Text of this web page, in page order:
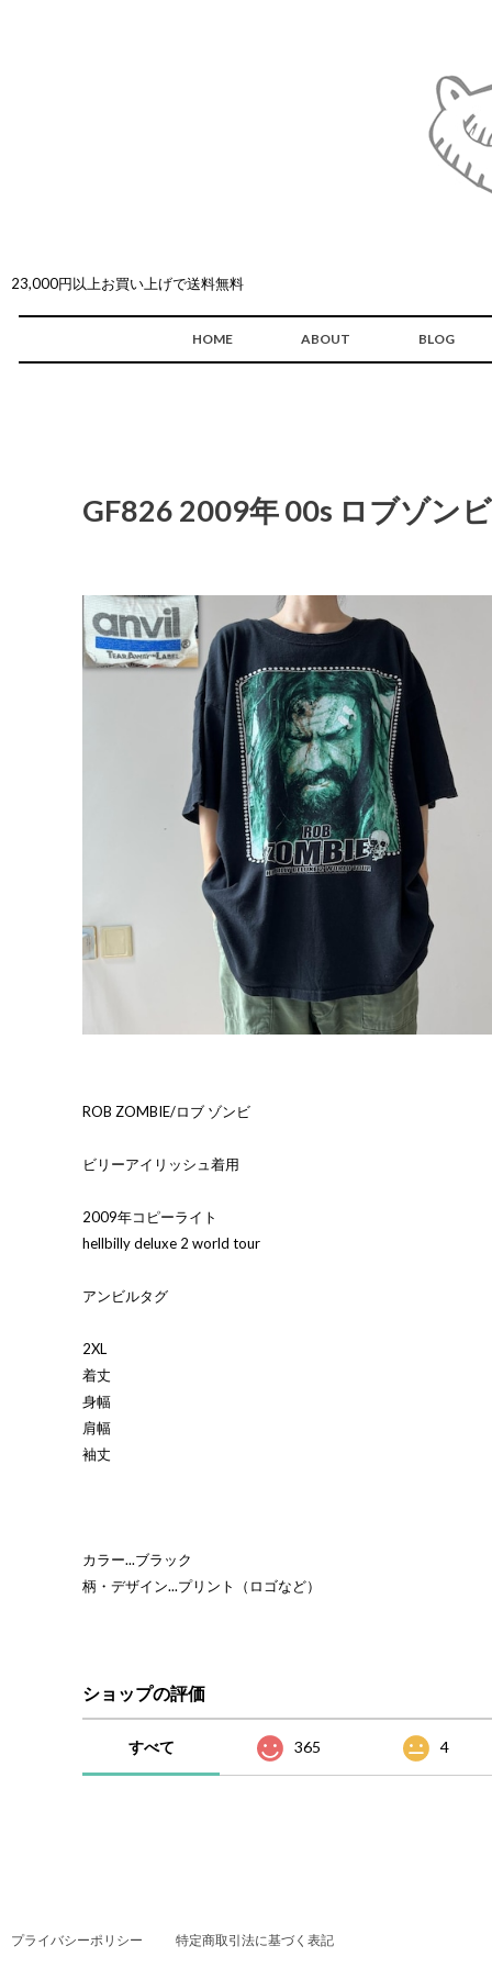
23,000円以上お買い上げで送料無料
HOME ABOUT BLOG
GF826 2009年 00s ロブゾン
ROB ZOMBIE/ロブ ゾンビ
ビリーアイリッシュ着用
2009年コピーライト
hellbilly deluxe 2 world tour
アンビルタグ
2XL
着丈
身幅
肩幅
袖丈
カラー...ブラック
柄・デザイン...プリント（ロゴなど）
ショップの評価
すべて 365 4
プライバシーポリシー 特定商取引法に基づく表記